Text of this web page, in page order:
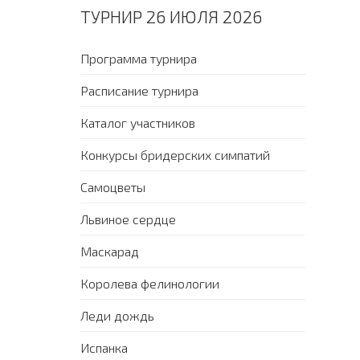
ТУРНИР 26 ИЮЛЯ 2026
Программа турнира
Расписание турнира
Каталог участников
Конкурсы бридерских симпатий
Самоцветы
Львиное сердце
Маскарад
Королева фелинологии
Леди дождь
Испанка